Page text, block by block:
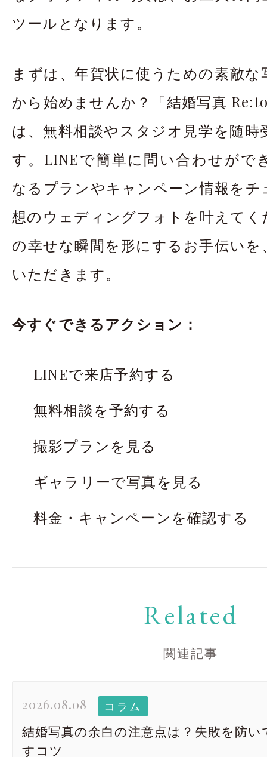
ツールとなります。
まずは、年賀状に使うための素敵
から始めませんか？「結婚写真
は、無料相談やスタジオ見学を随時
す。LINEで簡単に問い合わせがで
なるプランやキャンペーン情報をチ
想のウェディングフォトを叶えてく
の幸せな瞬間を形にするお手伝いを
いただきます。
今すぐできるアクション：
LINEで来店予約する
無料相談を予約する
撮影プランを見る
ギャラリーで写真を見る
料金・キャンペーンを確認する
Related
関連記事
2026.08.08 コラム
結婚写真の余白の注意点は？失敗を防
すコツ